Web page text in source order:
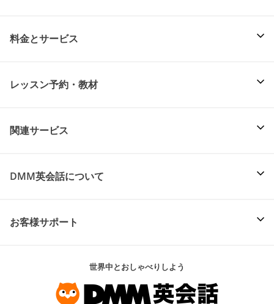
料金とサービス
レッスン予約・教材
関連サービス
DMM英会話について
お客様サポート
世界中とおしゃべりしよう